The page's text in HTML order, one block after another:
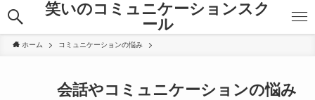
笑いのコミュニケーションスク
ール
ホーム コミュニケーションの悩み
会話やコミュニケーションの悩み